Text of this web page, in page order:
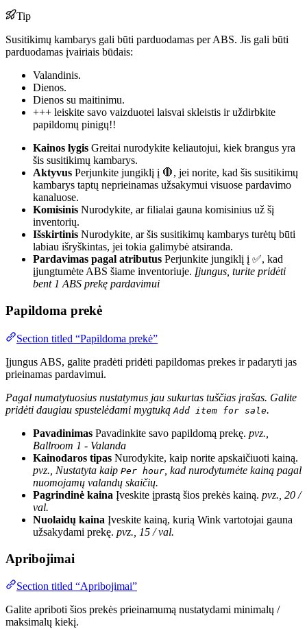
Tip
Susitikimų kambarys gali būti parduodamas per ABS. Jis gali būti
parduodamas įvairiais būdais:
Valandinis.
Dienos.
Dienos su maitinimu.
+++ leiskite savo vaizduotei laisvai skleistis ir uždirbkite
papildomų pinigų!!
Kainos lygis Greitai nurodykite keliautojui, kiek brangus yra
šis susitikimų kambarys.
Aktyvus Perjunkite jungiklį į 🛑, jei norite, kad šis susitikimų
kambarys taptų neprieinamas užsakymui visuose pardavimo
kanaluose.
Komisinis Nurodykite, ar filialai gauna komisinius už šį
inventorių.
Išskirtinis Nurodykite, ar šis susitikimų kambarys turėtų būti
labiau išryškintas, jei tokia galimybė atsiranda.
Pardavimas pagal atributus Perjunkite jungiklį į ✅, kad
įjungtumėte ABS šiame inventoriuje. Įjungus, turite pridėti
bent 1 ABS prekę pardavimui
Papildoma prekė
Section titled “Papildoma prekė”
Įjungus ABS, galite pradėti pridėti papildomas prekes ir padaryti jas
prieinamas pardavimui.
Pagal numatytuosius nustatymus jau sukurtas tuščias įrašas. Galite
pridėti daugiau spustelėdami mygtuką Add item for sale.
Pavadinimas Pavadinkite savo papildomą prekę. pvz.,
Ballroom 1 - Valanda
Kainodaros tipas Nurodykite, kaip norite apskaičiuoti kainą.
pvz., Nustatyta kaip Per hour , kad nurodytumėte kainą pagal
nuomojamų valandų skaičių.
Pagrindinė kaina Įveskite įprastą šios prekės kainą. pvz., 20 /
val.
Nuolaidų kaina Įveskite kainą, kurią Wink vartotojai gauna
užsakydami prekę. pvz., 15 / val.
Apribojimai
Section titled “Apribojimai”
Galite apriboti šios prekės prieinamumą nustatydami minimalų /
maksimalų kiekį.